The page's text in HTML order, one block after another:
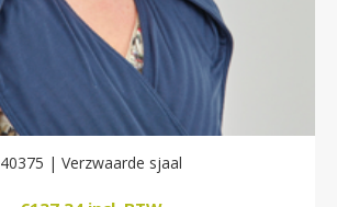
40375 | Verzwaarde sjaal